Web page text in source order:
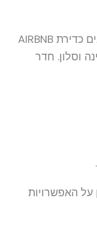
הדירה מאובזרת בכל הדרוש לשהייה – קצרה וארוכה כאחד. זוהי דירה שמשמשת כבר כשבע שנים כדירת AIRBNB
וסלון. חדר
על האפשרויות